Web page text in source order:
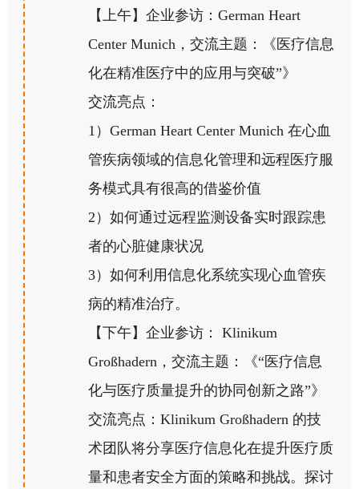
【上午】企业参访：German Heart
Center Munich，交流主题：《医疗信息
化在精准医疗中的应用与突破”》
交流亮点：
1）German Heart Center Munich 在心血
管疾病领域的信息化管理和远程医疗服
务模式具有很高的借鉴价值
2）如何通过远程监测设备实时跟踪患
者的心脏健康状况
3）如何利用信息化系统实现心血管疾
病的精准治疗。
【下午】企业参访： Klinikum
Großhadern，交流主题：《“医疗信息
化与医疗质量提升的协同创新之路”》
交流亮点：Klinikum Großhadern 的技
术团队将分享医疗信息化在提升医疗质
量和患者安全方面的策略和挑战。探讨